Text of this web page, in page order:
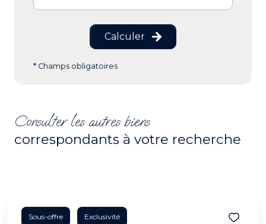
Calculer
* Champs obligatoires
Consulter les autres biens
correspondants à votre recherche
Sous-offre Exclusivité